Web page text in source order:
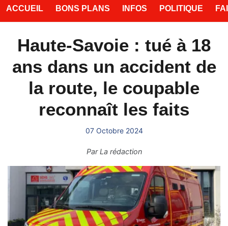
ACCUEIL BONS PLANS INFOS POLITIQUE
Haute-Savoie : tué à 18
ans dans un accident de
la route, le coupable
reconnaît les faits
07 Octobre 2024
ParLa rédaction